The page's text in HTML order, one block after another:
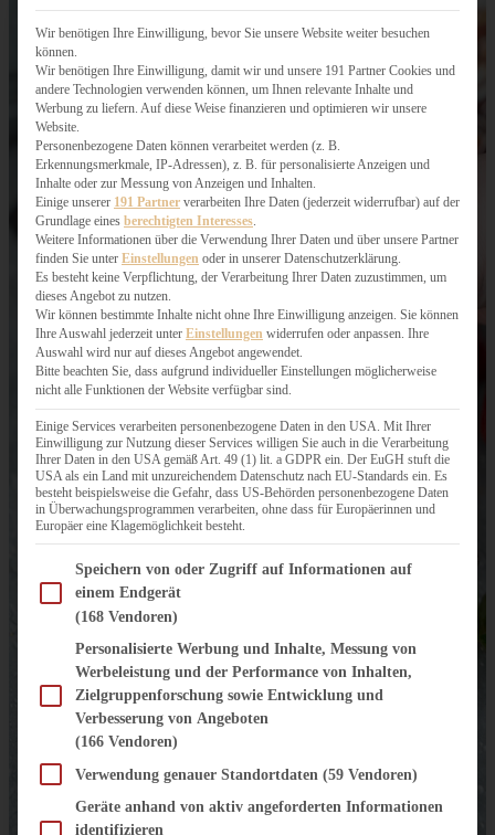
Wir benötigen Ihre Einwilligung, bevor Sie unsere Website weiter besuchen
können.
Wir benötigen Ihre Einwilligung, damit wir und unsere 191 Partner Cookies und
andere Technologien verwenden können, um Ihnen relevante Inhalte und
Werbung zu liefern. Auf diese Weise finanzieren und optimieren wir unsere
Website.
Personenbezogene Daten können verarbeitet werden (z. B.
Erkennungsmerkmale, IP-Adressen), z. B. für personalisierte Anzeigen und
Inhalte oder zur Messung von Anzeigen und Inhalten.
Einige unserer 191 Partner verarbeiten Ihre Daten (jederzeit widerrufbar) auf der
Grundlage eines berechtigten Interesses
Weitere Informationen über die Verwendung Ihrer Daten und über unsere Partner
finden Sie unter Einstellungen oder in unserer Datenschutzerklärung.
Es besteht keine Verpflichtung, der Verarbeitung Ihrer Daten zuzustimmen, um
dieses Angebot zu nutzen.
Wir können bestimmte Inhalte nicht ohne Ihre Einwilligung anzeigen. Sie können
Ihre Auswahl jederzeit unter Einstellungen widerrufen oder anpassen. Ihre
Auswahl wird nur auf dieses Angebot angewendet.
Bitte beachten Sie, dass aufgrund individueller Einstellungen möglicherweise
nicht alle Funktionen der Website verfügbar sind.
Einige Services verarbeiten personenbezogene Daten in den USA. Mit Ihrer
Einwilligung zur Nutzung dieser Services willigen Sie auch in die Verarbeitung
Ihrer Daten in den USA gemäß Art. 49 (1) lit. a GDPR ein. Der EuGH stuft die
USA als ein Land mit unzureichendem Datenschutz nach EU-Standards ein. Es
besteht beispielsweise die Gefahr, dass US-Behörden personenbezogene Daten
in Überwachungsprogrammen verarbeiten, ohne dass für Europäerinnen und
Europäer eine Klagemöglichkeit besteht.
Im Folgenden finden Sie eine Liste der Zwecke des IAB Transparency and Consent
Speichern von oder Zugriff auf Informationen auf
einem Endgerät
(168 Vendoren)
Personalisierte Werbung und Inhalte, Messung von
Werbeleistung und der Performance von Inhalten,
Zielgruppenforschung sowie Entwicklung und
Verbesserung von Angeboten
(166 Vendoren)
Verwendung genauer Standortdaten (59 Vendoren)
Geräte anhand von aktiv angeforderten Informationen
identifizieren